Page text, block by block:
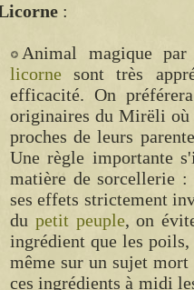
Animal magique
licorne sont très
efficacité. On
originaires du Mirëli
proches de leurs
Une règle importante
matière de sorcellerie
ses effets strictement
du petit peuple, on
ingrédient que les
même sur un sujet
ces ingrédients à midi